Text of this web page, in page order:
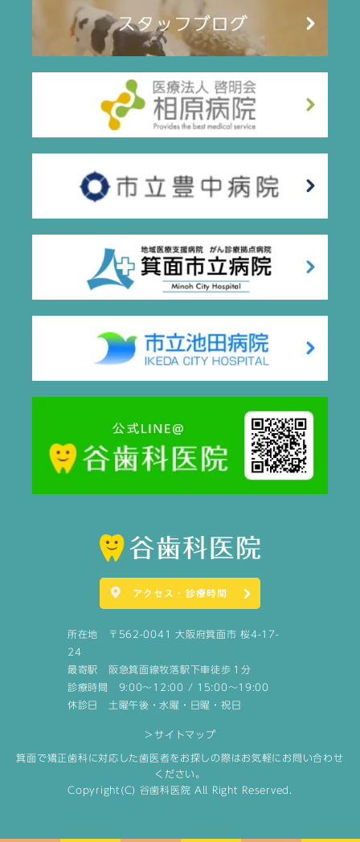
アクセス・診療時間
所在地 〒562-0041 大阪府箕面市 桜4-17-
24
最寄駅 阪急箕面線牧落駅下車徒歩１分
診療時間 9:00～12:00 / 15:00～19:00
休診日 土曜午後・水曜・日曜・祝日
＞サイトマップ
箕面で矯正歯科に対応した歯医者をお探しの際はお気軽にお問い合わせ
ください。
Copyright(C) 谷歯科医院 All Right Reserved.